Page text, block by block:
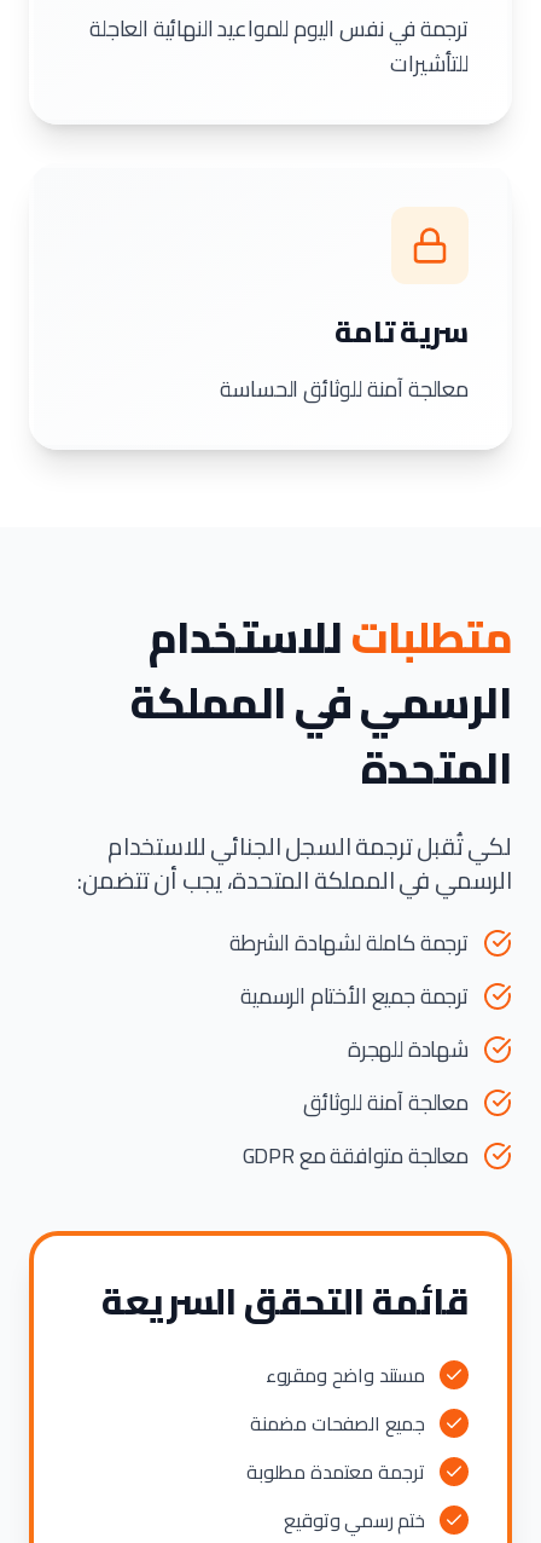
ترجمة في نفس اليوم للمواعيد النهائية العاجلة
للتأشيرات
سرية تامة
معالجة آمنة للوثائق الحساسة
متطلباتللاستخدام
الرسمي في المملكة
المتحدة
لكي تُقبل ترجمة السجل الجنائي للاستخدام
الرسمي في المملكة المتحدة، يجب أن تتضمن:
ترجمة كاملة لشهادة الشرطة
ترجمة جميع الأختام الرسمية
شهادة للهجرة
معالجة آمنة للوثائق
معالجة متوافقة مع GDPR
قائمة التحقق السريعة
مستند واضح ومقروء
جميع الصفحات مضمنة
ترجمة معتمدة مطلوبة
ختم رسمي وتوقيع